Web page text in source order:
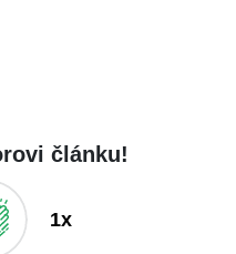
článku!
1x